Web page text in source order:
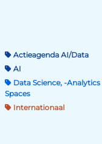
Actieagenda AI/Data
AI
Data Science, -Analytics
Spaces
Internationaal